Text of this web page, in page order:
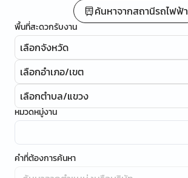
ค้นหาจากสถานีรถไฟฟ้า
พื้นที่สะดวกรับงาน
เลือกจังหวัด
เลือกอำเภอ/เขต
เลือกตำบล/แขวง
หมวดหมู่งาน
คำที่ต้องการค้นหา